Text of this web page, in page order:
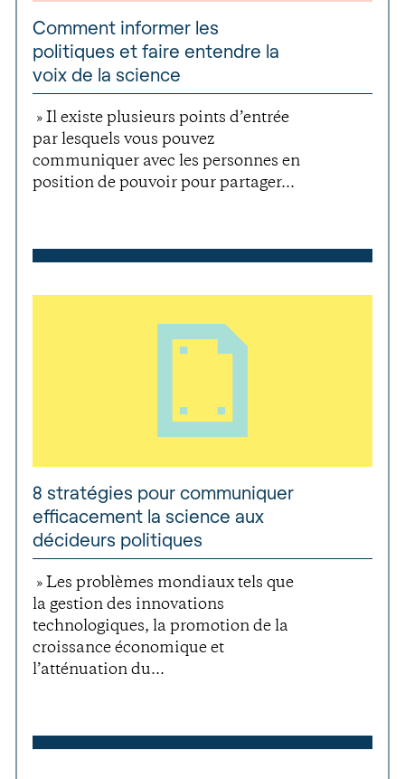
Comment informer les
politiques et faire entendre la
voix de la science
» Il existe plusieurs points d’entrée
par lesquels vous pouvez
communiquer avec les personnes en
position de pouvoir pour partager...
8 stratégies pour communiquer
efficacement la science aux
décideurs politiques
» Les problèmes mondiaux tels que
la gestion des innovations
technologiques, la promotion de la
croissance économique et
l’atténuation du...